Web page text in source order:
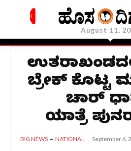
August 11,
ಬ್ರೇಕ್ ಕೊಟ್ಟ
ಚಾರ್
ಯಾತ್ರೆ
BIG NEWS NATIONAL September 6,